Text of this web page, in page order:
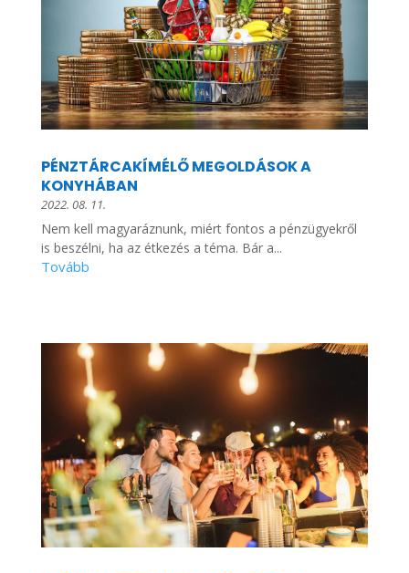
PÉNZTÁRCAKÍMÉLŐ MEGOLDÁSOK A
KONYHÁBAN
2022. 08. 11.
Nem kell magyaráznunk, miért fontos a pénzügyekről
is beszélni, ha az étkezés a téma. Bár a...